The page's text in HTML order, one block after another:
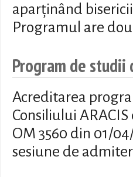
aparținând
Programul are
Program de studii
Acreditarea
Consiliului
OM 3560 din 01/
sesiune de